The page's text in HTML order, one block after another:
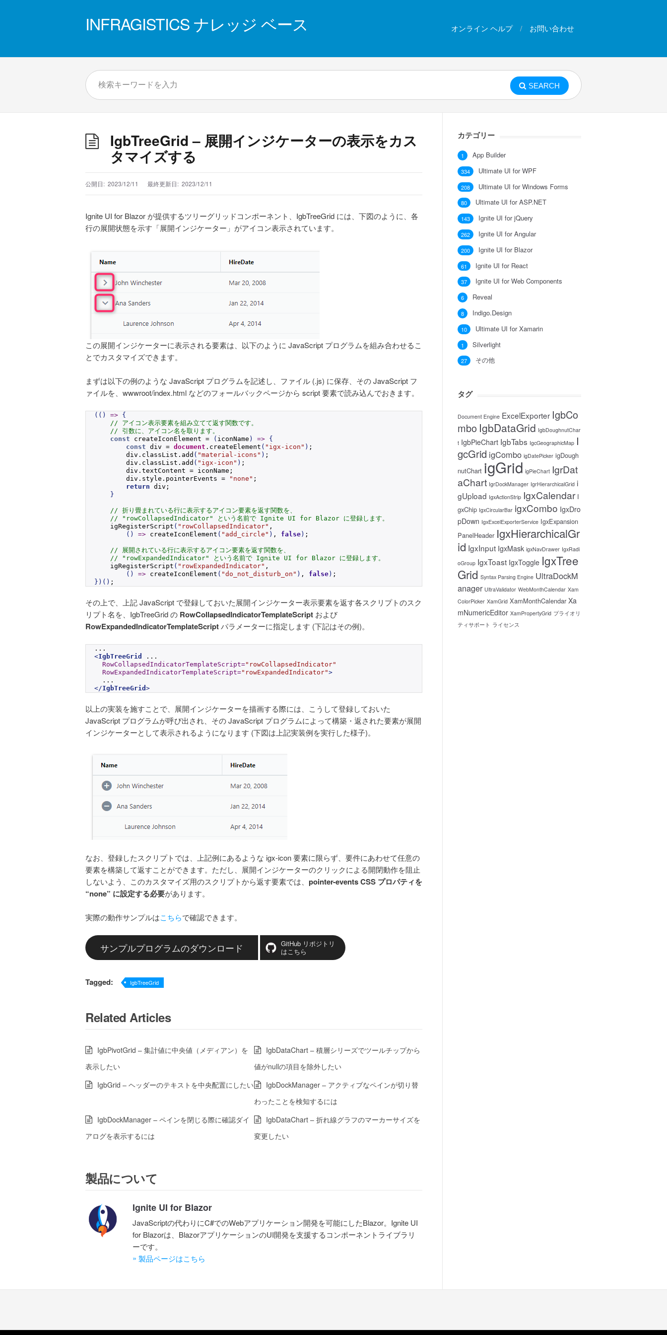
INFRAGISTICS ナレッジ ベース オンライン ヘルプ お問い合わせ
SEARCH
IgbTreeGrid – 展開インジケーターの表示をカス
タマイズする
公開日: 2023/12/11 最終更新日: 2023/12/11
Ignite UI for Blazor が提供するツリーグリッドコンポーネント、IgbTreeGrid には、下図のように、各
行の展開状態を示す「展開インジケーター」がアイコン表示されています。
この展開インジケーターに表示される要素は、以下のように JavaScript プログラムを組み合わせるこ
とでカスタマイズできます。
まずは以下の例のような JavaScript プログラムを記述し、ファイル (.js) に保存、その JavaScript フ
ァイルを、wwwroot/index.html などのフォールバックページから script 要素で読み込んでおきます。
( ( ) => {
// アイコン表示要素を組み立てて返す関数です。
// 引数に、アイコン名を取ります。
const createIconElement = ( iconName ) => {
const div = document . createElement ( "igx-icon" ) ;
        div.
classList . add ( "material-icons" ) ;
        div.
classList . add ( "igx-icon" ) ;
        div.
textContent = iconName;
        div.
style . pointerEvents = "none" ;
return div;
}
// 折り畳まれている行に表示するアイコン要素を返す関数を、
// "rowCollapsedIndicator" という名前で Ignite UI for Blazor に登録します。
igRegisterScript ( "rowCollapsedIndicator" ,
( ) => createIconElement ( "add_circle" ) , false) ;
// 展開されている行に表示するアイコン要素を返す関数を、
// "rowExpandedIndicator" という名前で Ignite UI for Blazor に登録します。
igRegisterScript ( "rowExpandedIndicator" ,
( ) => createIconElement ( "do_not_disturb_on" ) , false) ;
} ) ( ) ;
その上で、上記 JavaScript で登録しておいた展開インジケーター表示要素を返す各スクリプトのスク
リプト名を、IgbTreeGrid の RowCollapsedIndicatorTemplateScript および
RowExpandedIndicatorTemplateScriptパラメーターに指定します (下記はその例)。
...
<IgbTreeGrid
...
RowCollapsedIndicatorTemplateScript="rowCollapsedIndicator"
RowExpandedIndicatorTemplateScript="rowExpandedIndicator">
  ...
</IgbTreeGrid >
以上の実装を施すことで、展開インジケーターを描画する際には、こうして登録しておいた
JavaScript プログラムが呼び出され、その JavaScript プログラムによって構築・返された要素が展開
インジケーターとして表示されるようになります (下図は上記実装例を実行した様子)。
なお、登録したスクリプトでは、上記例にあるような igx-icon 要素に限らず、要件にあわせて任意の
要素を構築して返すことができます。ただし、展開インジケーターのクリックによる開閉動作を阻止
しないよう、このカスタマイズ用のスクリプトから返す要素では、 pointer-events CSS プロパティを
“none” に設定する必要があります。
実際の動作サンプルはこちらで確認できます。
サンプルプログラムのダウンロード
GitHub リポジトリ
はこちら
Tagged: IgbTreeGrid
Related Articles
IgbPivotGrid – 集計値に中央値（メディアン）を
表示したい
IgbDataChart – 積層シリーズでツールチップから
値がnullの項目を除外したい
IgbGrid – ヘッダーのテキストを中央配置にしたい
IgbDockManager – アクティブなペインが切り替
わったことを検知するには
IgbDockManager – ペインを閉じる際に確認ダイ
アログを表示するには
IgbDataChart – 折れ線グラフのマーカーサイズを
変更したい
製品について
Ignite UI for Blazor
JavaScriptの代わりにC#でのWebアプリケーション開発を可能にしたBlazor。Ignite UI
for Blazorは、BlazorアプリケーションのUI開発を支援するコンポーネントライブラリ
ーです。
» 製品ページはこちら
カテゴリー
App Builder
1
Ultimate UI for WPF
334
Ultimate UI for Windows Forms
208
Ultimate UI for ASP.NET
80
Ignite UI for jQuery
143
Ignite UI for Angular
262
Ignite UI for Blazor
200
Ignite UI for React
61
Ignite UI for Web Components
37
Reveal
6
Indigo.Design
8
Ultimate UI for Xamarin
10
Silverlight
1
その他
27
タグ
Document Engine ExcelExporter IgbCo
mbo IgbDataGrid IgbDoughnutChar
t IgbPieChart IgbTabs IgcGeographicMap I
gcGrid igCombo igDatePicker igDough
nutChart igGrid igPieChart IgrDat
aChart IgrDockManager IgrHierarchicalGrid i
gUpload IgxActionStrip IgxCalendar I
gxChip IgxCircularBar igxCombo IgxDro
pDown IgxExcelExporterService IgxExpansion
PanelHeader IgxHierarchicalGr
id IgxInput IgxMask igxNavDrawer IgxRadi
oGroup IgxToast IgxToggle IgxTree
Grid Syntax Parsing Engine UltraDockM
anager UltraValidator WebMonthCalendar Xam
ColorPicker XamGrid XamMonthCalendar Xa
mNumericEditor XamPropertyGrid プライオリ
ティサポート ライセンス